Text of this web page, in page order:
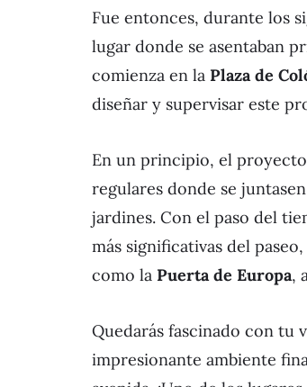
Fue entonces, durante los
lugar donde se asentaban
comienza en la Plaza de
diseñar y supervisar este
En un principio, el
regulares donde se
jardines. Con el paso del
más significativas del
como la Puerta de Europa,
Quedarás fascinado con tu
impresionante ambiente